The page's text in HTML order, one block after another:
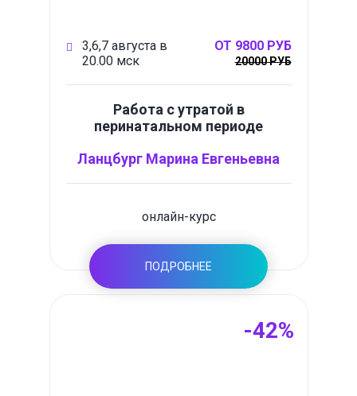
3,6,7 августа в
20.00 мск
ОТ 9800 РУБ
20000 РУБ
Работа с утратой в
перинатальном периоде
Ланцбург Марина Евгеньевна
онлайн-курс
ПОДРОБНЕЕ
-42%